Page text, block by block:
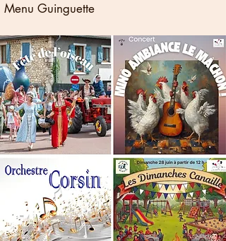
Menu Guinguette